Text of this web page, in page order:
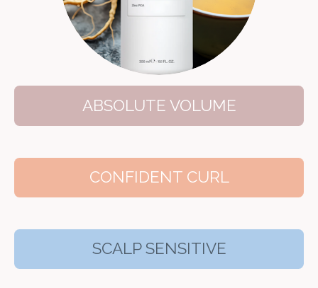
ABSOLUTE VOLUME
CONFIDENT CURL
SCALP SENSITIVE